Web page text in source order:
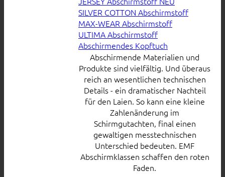
SILVER COTTON Abschirmstoff
MAX-WEAR Abschirmstoff
ULTIMA Abschirmstoff
Abschirmendes Kopftuch
Abschirmende Materialien und
Produkte sind vielfältig. Und überaus
reich an wesentlichen technischen
Details - ein dramatischer Nachteil
für den Laien. So kann eine kleine
Zahlenänderung im
Schirmgutachten, final einen
gewaltigen messtechnischen
Unterschied bedeuten. EMF
Abschirmklassen schaffen den roten
Faden.